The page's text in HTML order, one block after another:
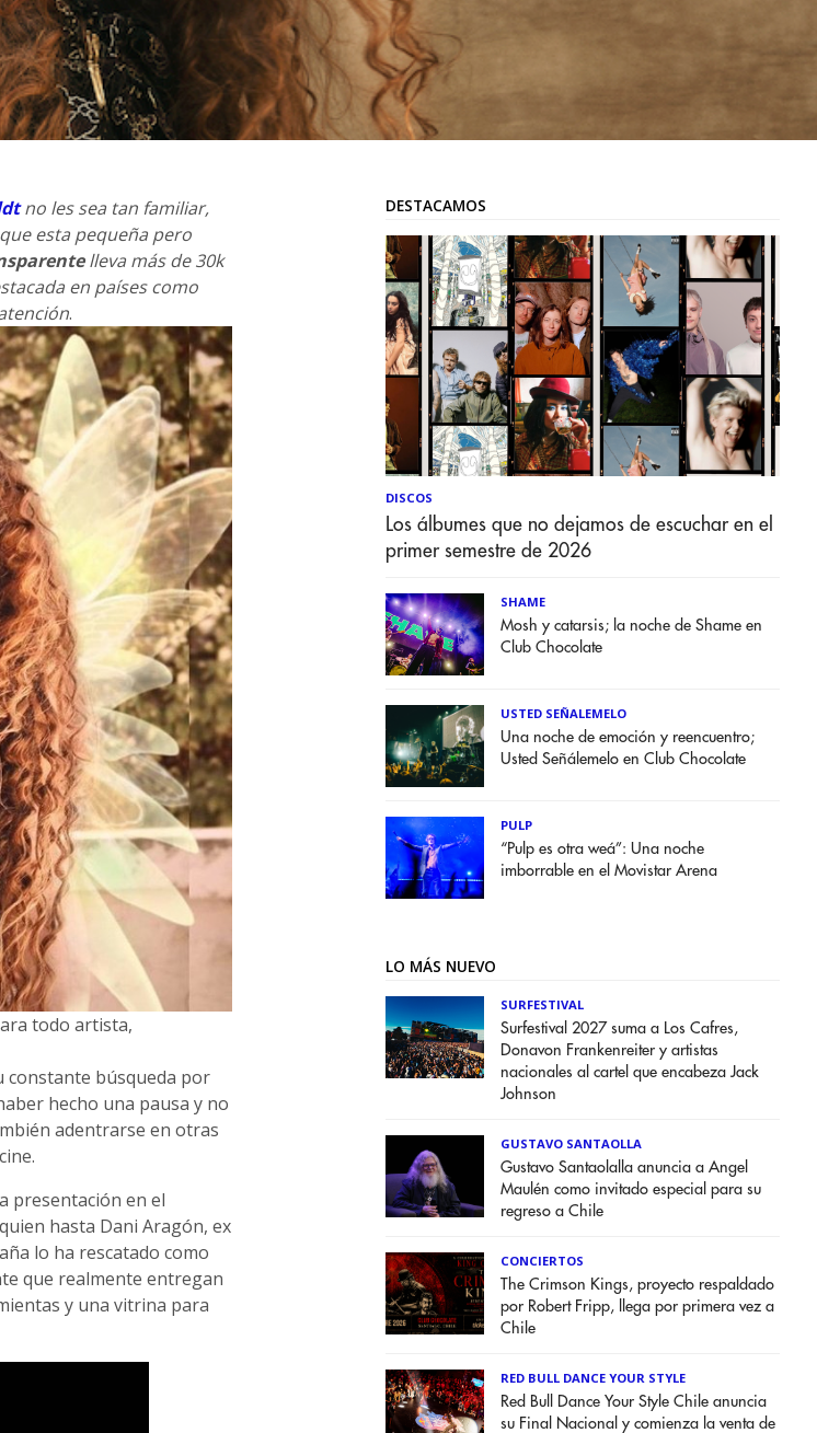
no les sea tan familiar,
esta pequeña pero
lleva más de 30k
en países como
.
todo artista,
constante búsqueda por
hecho una pausa y no
adentrarse en otras
presentación en el
hasta Dani Aragón, ex
lo ha rescatado como
que realmente entregan
y una vitrina para
DESTACAMOS
DISCOS
Los álbumes que no dejamos de escuchar en el
primer semestre de 2026
SHAME
Mosh y catarsis; la noche de Shame en
Club Chocolate
USTED SEÑALEMELO
Una noche de emoción y reencuentro;
Usted Señálemelo en Club Chocolate
PULP
“Pulp es otra weá”: Una noche
imborrable en el Movistar Arena
LO MÁS NUEVO
SURFESTIVAL
Surfestival 2027 suma a Los Cafres,
Donavon Frankenreiter y artistas
nacionales al cartel que encabeza Jack
Johnson
GUSTAVO SANTAOLLA
Gustavo Santaolalla anuncia a Angel
Maulén como invitado especial para su
regreso a Chile
CONCIERTOS
The Crimson Kings, proyecto respaldado
por Robert Fripp, llega por primera vez a
Chile
RED BULL DANCE YOUR STYLE
Red Bull Dance Your Style Chile anuncia
su Final Nacional y comienza la venta de